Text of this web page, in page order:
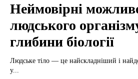
Неймовірні
людського
глибини біології
Людське тіло — це найскладніший і
у...